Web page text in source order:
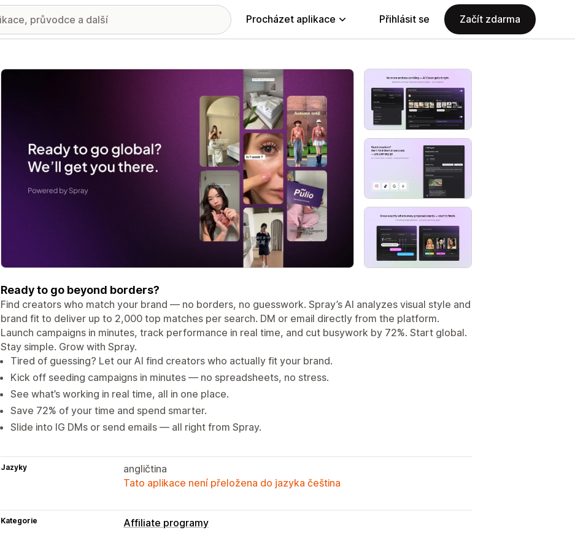
Procházet aplikace Přihlásit se Začít zdarma
Galerie propagovaných obrázků
Ready to go beyond borders?
Find creators who match your brand — no borders, no guesswork. Spray’s AI analyzes visual style and
brand fit to deliver up to 2,000 top matches per search. DM or email directly from the platform.
Launch campaigns in minutes, track performance in real time, and cut busywork by 72%. Start global.
Stay simple. Grow with Spray.
Tired of guessing? Let our AI find creators who actually fit your brand.
Kick off seeding campaigns in minutes — no spreadsheets, no stress.
See what’s working in real time, all in one place.
Save 72% of your time and spend smarter.
Slide into IG DMs or send emails — all right from Spray.
Jazyky
angličtina
Tato aplikace není přeložena do jazyka čeština
Kategorie Affiliate programy